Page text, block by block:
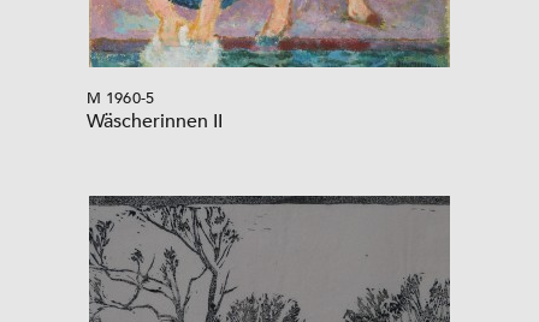
M 1960-5
Wäscherinnen II